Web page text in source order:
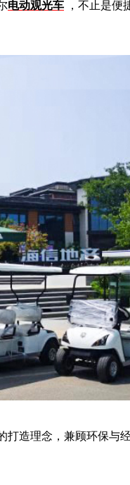
电动观光车 ，不止是
造理念， 兼顾环保与